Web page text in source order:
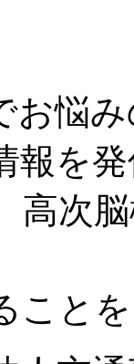
お悩
報を
高次
こと